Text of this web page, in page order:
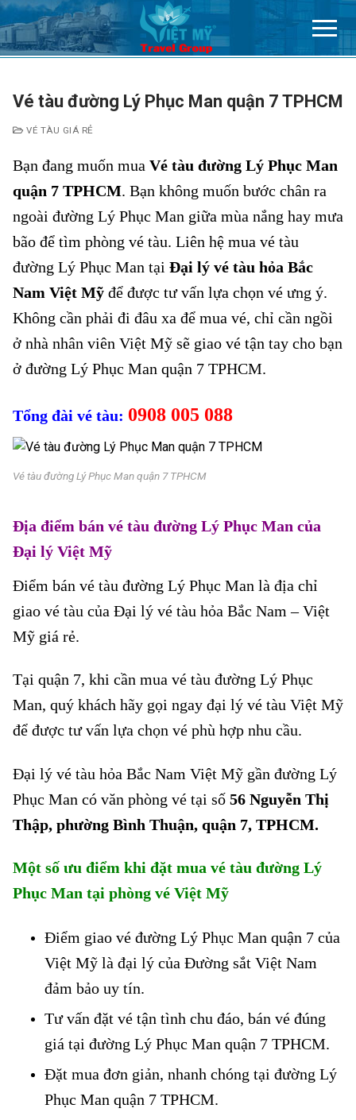
Chuyển
đến
nội
Vé tàu đường Lý Phục Man quận 7 TPHCM
VÉ TÀU GIÁ RẺ
Bạn đang muốn mua Vé tàu đường Lý Phục Man
quận 7 TPHCM. Bạn không muốn bước chân ra
ngoài đường Lý Phục Man giữa mùa nắng hay mưa
bão để tìm phòng vé tàu. Liên hệ mua vé tàu
đường Lý Phục Man tại Đại lý vé tàu hỏa Bắc
Nam Việt Mỹ để được tư vấn lựa chọn vé ưng ý.
Không cần phải đi đâu xa để mua vé, chỉ cần ngồi
ở nhà nhân viên Việt Mỹ sẽ giao vé tận tay cho bạn
ở đường Lý Phục Man quận 7 TPHCM.
Tổng đài vé tàu: 0908 005 088
Vé tàu đường Lý Phục Man quận 7 TPHCM
Địa điểm bán vé tàu đường Lý Phục Man của
Đại lý Việt Mỹ
Điểm bán vé tàu đường Lý Phục Man là địa chỉ
giao vé tàu của Đại lý vé tàu hỏa Bắc Nam – Việt
Mỹ giá rẻ.
Tại quận 7, khi cần mua vé tàu đường Lý Phục
Man, quý khách hãy gọi ngay đại lý vé tàu Việt Mỹ
để được tư vấn lựa chọn vé phù hợp nhu cầu.
Đại lý vé tàu hỏa Bắc Nam Việt Mỹ gần đường Lý
Phục Man có văn phòng vé tại số 56 Nguyễn Thị
Thập, phường Bình Thuận, quận 7, TPHCM.
Một số ưu điểm khi đặt mua vé tàu đường Lý
Phục Man tại phòng vé Việt Mỹ
Điểm giao vé đường Lý Phục Man quận 7 của
Việt Mỹ là đại lý của Đường sắt Việt Nam
đảm bảo uy tín.
Tư vấn đặt vé tận tình chu đáo, bán vé đúng
giá tại đường Lý Phục Man quận 7 TPHCM.
Đặt mua đơn giản, nhanh chóng tại đường Lý
Phục Man quận 7 TPHCM.